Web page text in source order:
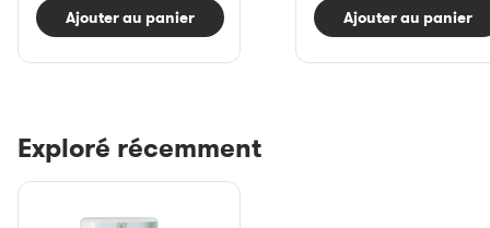
Ajouter au panier Ajouter au panier
Exploré récemment